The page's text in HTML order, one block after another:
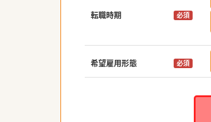
転職時期 必須
希望雇用形態 必須